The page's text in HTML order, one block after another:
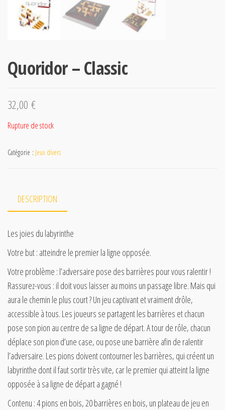
Quoridor – Classic
32,00 €
Rupture de stock
Catégorie : Jeux divers
DESCRIPTION
Les joies du labyrinthe
Votre but : atteindre le premier la ligne opposée.
Votre problème : l’adversaire pose des barrières pour vous ralentir !
Rassurez-vous : il doit vous laisser au moins un passage libre. Mais qui
aura le chemin le plus court ? Un jeu captivant et vraiment drôle,
accessible à tous. Les joueurs se partagent les barrières et chacun
pose son pion au centre de sa ligne de départ. A tour de rôle, chacun
déplace son pion d’une case, ou pose une barrière afin de ralentir
l’adversaire. Les pions doivent contourner les barrières, qui créent un
labyrinthe dont il faut sortir très vite, car le premier qui atteint la ligne
opposée à sa ligne de départ a gagné !
Contenu : 4 pions en bois, 20 barrières en bois, un plateau de jeu en